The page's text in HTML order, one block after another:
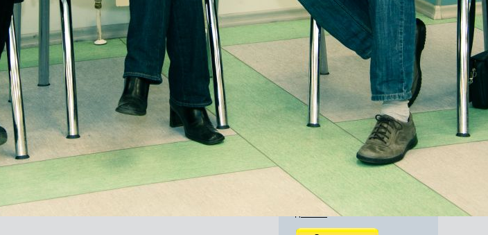
Ваш email*
Ваш вопрос *
Введите код:
Обновить картинку
* Нажимая на кнопку
"Оправить", я даю
обработку персональных